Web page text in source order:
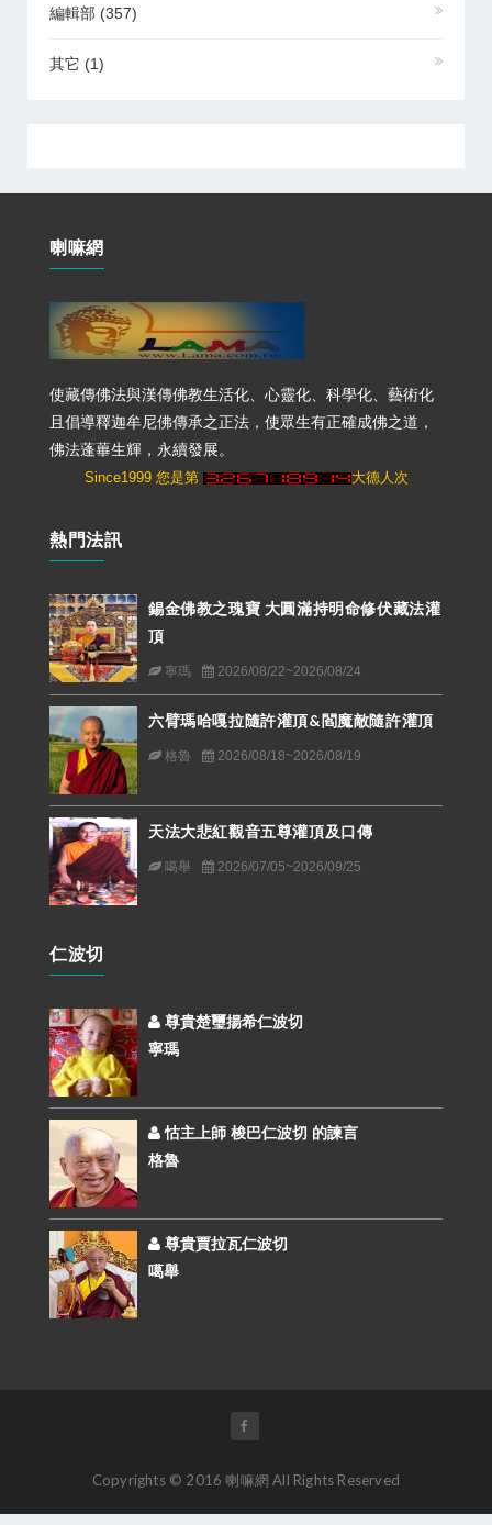
編輯部 (357)
其它 (1)
喇嘛網
使藏傳佛法與漢傳佛教生活化、心靈化、科學化、藝術化
且倡導釋迦牟尼佛傳承之正法，使眾生有正確成佛之道，
佛法蓬蓽生輝，永續發展。
Since1999 您是第 大德人次
熱門法訊
錫金佛教之瑰寶 大圓滿持明命修伏藏法灌
頂
寧瑪 2026/08/22~2026/08/24
六臂瑪哈嘎拉隨許灌頂&閻魔敵隨許灌頂
格魯 2026/08/18~2026/08/19
天法大悲紅觀音五尊灌頂及口傳
噶舉 2026/07/05~2026/09/25
仁波切
尊貴楚璽揚希仁波切
寧瑪
怙主上師 梭巴仁波切 的諫言
格魯
尊貴賈拉瓦仁波切
噶舉
Copyrights © 2016 喇嘛網 All Rights Reserved